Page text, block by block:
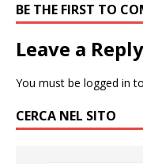
BE THE FIRST TO
Leave a Reply
You must be logged in
CERCA NEL SITO